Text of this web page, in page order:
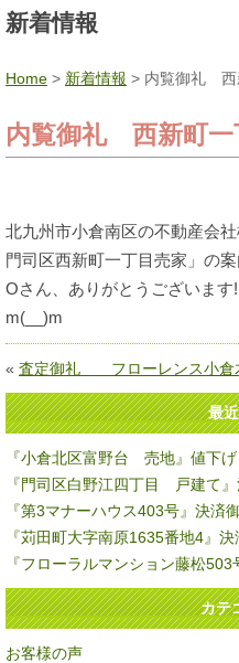
新着情報
Home > 新着情報 > 内覧御礼 西
内覧御礼 西新町一
北九州市小倉南区の不動産会
門司区西新町一丁目売家」の
Oさん、ありがとうございま
m(__)m
« 査定御礼 フローレンス小倉
最
『小倉北区富野台 売地』値下
『門司区白野江四丁目 戸建て
『第3マナーハウス403号』決済
『苅田町大字南原1635番地4』
『フローラルマンション藤松
カテ
お客様の声